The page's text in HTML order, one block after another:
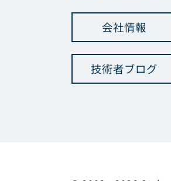
会社情報
技術者ブログ